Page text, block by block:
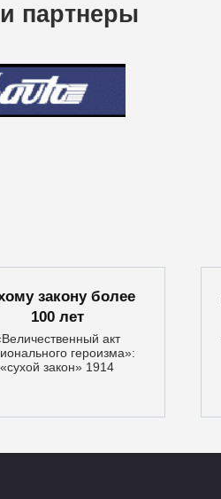
партнеры
закону более
100 лет
акт
героизма»:
«сухой закон» 1914